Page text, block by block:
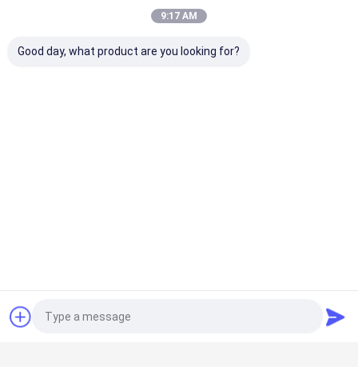
แผนผังเว็บไซต์
9:17 AM
Good day, what product are you looking for?